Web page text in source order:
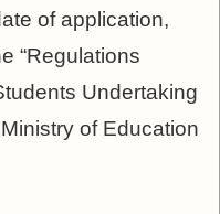
of application,
“Regulations
Undertaking
of Education